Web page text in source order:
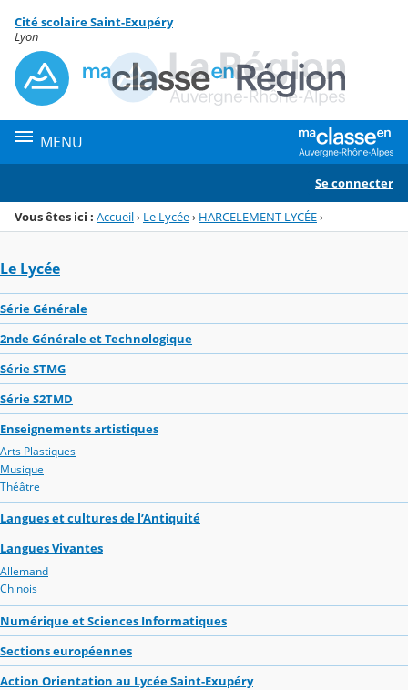
Menu de la rubrique
Contenu
Cité scolaire Saint-Exupéry
Lyon
MENU
Se connecter
Vous êtes ici : Accueil› Le Lycée› HARCELEMENT LYCÉE›
Le Lycée
Série Générale
2nde Générale et Technologique
Série STMG
Série S2TMD
Enseignements artistiques
Arts Plastiques
Musique
Théâtre
Langues et cultures de l’Antiquité
Langues Vivantes
Allemand
Chinois
Numérique et Sciences Informatiques
Sections européennes
Action Orientation au Lycée Saint-Exupéry